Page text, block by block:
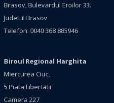
Brasov, Bulevardul Eroilor 33.
Judetul Brasov
Telefon: 0040 368 885946
Biroul Regional Harghita
Miercurea Ciuc,
5 Piata Libertatii
Camera 227